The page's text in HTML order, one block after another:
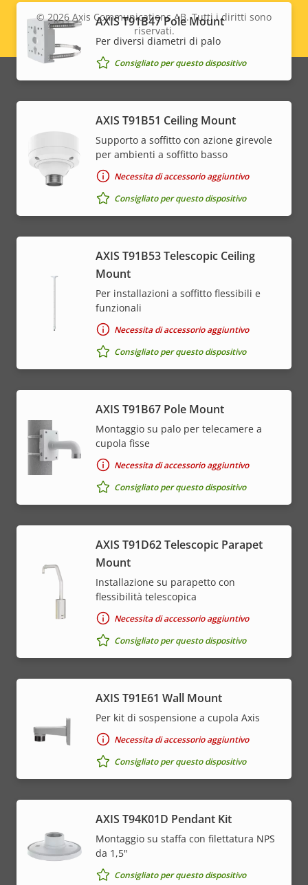
AXIS T91B47 Pole Mount
Per diversi diametri di palo
Consigliato per questo dispositivo
AXIS T91B51 Ceiling Mount
Supporto a soffitto con azione girevole
per ambienti a soffitto basso
Necessita di accessorio aggiuntivo
Consigliato per questo dispositivo
AXIS T91B53 Telescopic Ceiling
Mount
Per installazioni a soffitto flessibili e
funzionali
Necessita di accessorio aggiuntivo
Consigliato per questo dispositivo
AXIS T91B67 Pole Mount
Montaggio su palo per telecamere a
cupola fisse
Necessita di accessorio aggiuntivo
Consigliato per questo dispositivo
AXIS T91D62 Telescopic Parapet
Mount
Installazione su parapetto con
flessibilità telescopica
Necessita di accessorio aggiuntivo
Consigliato per questo dispositivo
AXIS T91E61 Wall Mount
Per kit di sospensione a cupola Axis
Necessita di accessorio aggiuntivo
Consigliato per questo dispositivo
AXIS T94K01D Pendant Kit
Montaggio su staffa con filettatura NPS
da 1,5"
Consigliato per questo dispositivo
Legal
menu
© 2026 Axis Communications AB. Tutti i diritti sono
riservati.